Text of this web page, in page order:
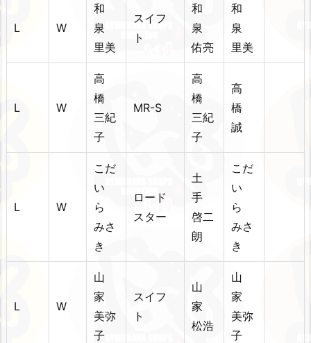
L W
和
泉
里美
スイフ
ト
和
泉
佑亮
和
泉
里美
L W
高
橋
三紀
子
MR-S
高
橋
三紀
子
高
橋
誠
L W
こだ
い
ら
みさ
き
ロード
スター
土
手
啓二
朗
こだ
い
ら
みさ
き
L W
山
家
美弥
子
スイフ
ト
山
家
松浩
山
家
美弥
子